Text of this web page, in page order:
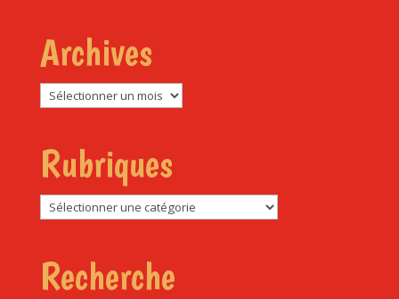
Archives
Archives
Rubriques
Rubriques
Recherche